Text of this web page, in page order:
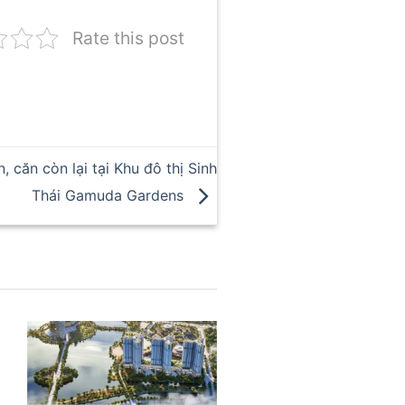
Rate this post
căn còn lại tại Khu đô thị Sinh
Thái Gamuda Gardens